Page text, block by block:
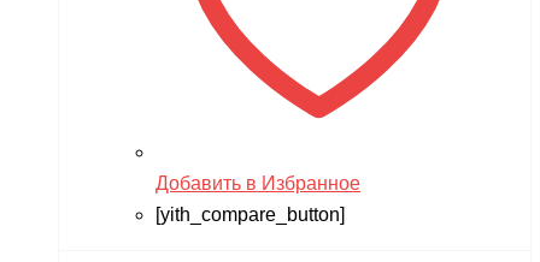
Добавить в Избранное
[yith_compare_button]